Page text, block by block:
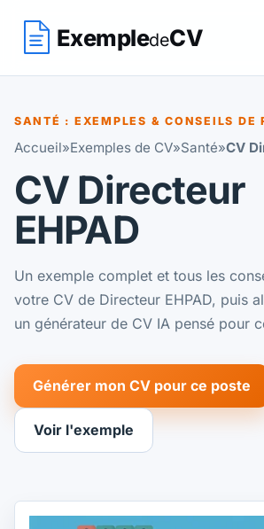
ExempledeCV
SANTÉ : EXEMPLES & CONSEILS DE
Accueil»Exemples de CV»Santé»CV
CV Directeur
EHPAD
Un exemple complet et tous les
votre CV de Directeur EHPAD, puis
un générateur de CV IA pensé pour
Générer mon CV pour ce poste
Voir l'exemple